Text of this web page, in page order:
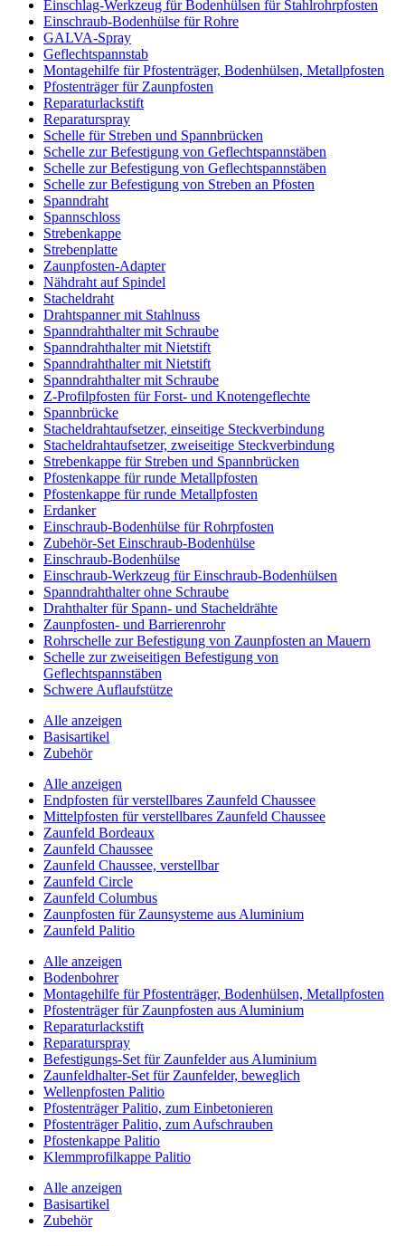
Einschlag-Werkzeug für Bodenhülsen für Stahlrohrpfosten
Einschraub-Bodenhülse für Rohre
GALVA-Spray
Geflechtspannstab
Montagehilfe für Pfostenträger, Bodenhülsen, Metallpfosten
Pfostenträger für Zaunpfosten
Reparaturlackstift
Reparaturspray
Schelle für Streben und Spannbrücken
Schelle zur Befestigung von Geflechtspannstäben
Schelle zur Befestigung von Geflechtspannstäben
Schelle zur Befestigung von Streben an Pfosten
Spanndraht
Spannschloss
Strebenkappe
Strebenplatte
Zaunpfosten-Adapter
Nähdraht auf Spindel
Stacheldraht
Drahtspanner mit Stahlnuss
Spanndrahthalter mit Schraube
Spanndrahthalter mit Nietstift
Spanndrahthalter mit Nietstift
Spanndrahthalter mit Schraube
Z-Profilpfosten für Forst- und Knotengeflechte
Spannbrücke
Stacheldrahtaufsetzer, einseitige Steckverbindung
Stacheldrahtaufsetzer, zweiseitige Steckverbindung
Strebenkappe für Streben und Spannbrücken
Pfostenkappe für runde Metallpfosten
Pfostenkappe für runde Metallpfosten
Erdanker
Einschraub-Bodenhülse für Rohrpfosten
Zubehör-Set Einschraub-Bodenhülse
Einschraub-Bodenhülse
Einschraub-Werkzeug für Einschraub-Bodenhülsen
Spanndrahthalter ohne Schraube
Drahthalter für Spann- und Stacheldrähte
Zaunpfosten- und Barrierenrohr
Rohrschelle zur Befestigung von Zaunpfosten an Mauern
Schelle zur zweiseitigen Befestigung von
Geflechtspannstäben
Schwere Auflaufstütze
Alle anzeigen
Basisartikel
Zubehör
Alle anzeigen
Endpfosten für verstellbares Zaunfeld Chaussee
Mittelpfosten für verstellbares Zaunfeld Chaussee
Zaunfeld Bordeaux
Zaunfeld Chaussee
Zaunfeld Chaussee, verstellbar
Zaunfeld Circle
Zaunfeld Columbus
Zaunpfosten für Zaunsysteme aus Aluminium
Zaunfeld Palitio
Alle anzeigen
Bodenbohrer
Montagehilfe für Pfostenträger, Bodenhülsen, Metallpfosten
Pfostenträger für Zaunpfosten aus Aluminium
Reparaturlackstift
Reparaturspray
Befestigungs-Set für Zaunfelder aus Aluminium
Zaunfeldhalter-Set für Zaunfelder, beweglich
Wellenpfosten Palitio
Pfostenträger Palitio, zum Einbetonieren
Pfostenträger Palitio, zum Aufschrauben
Pfostenkappe Palitio
Klemmprofilkappe Palitio
Alle anzeigen
Basisartikel
Zubehör